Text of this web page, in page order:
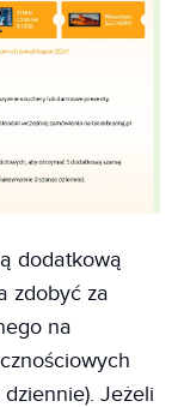
dodatkową
zdobyć za
na
Jeżeli